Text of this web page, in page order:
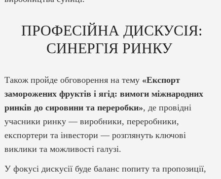
ПРОФЕСІЙНА ДИСКУСІЯ:
СИНЕРГІЯ РИНКУ
Також пройде обговорення на тему «Експорт
заморожених фруктів і ягід: вимоги міжнародних
ринків до сировини та переробки», де провідні
учасники ринку — виробники, переробники,
експортери та інвестори — розглянуть ключові
виклики та можливості галузі.
У фокусі дискусії буде баланс попиту та пропозиції,